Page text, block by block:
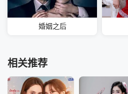
婚姻之后
相关推荐